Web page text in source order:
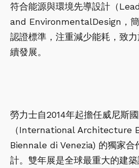
符合能源與環境先導設計（
and EnvironmentalDesign，
認證標準，注重減少能耗，致
續發展。
勞力士自2014年起擔任威尼斯
（International Architecture
Biennale di Venezia) 的獨家合
計。雙年展是全球最重大的建